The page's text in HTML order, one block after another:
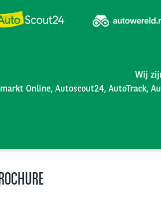
Wij
Online, Autoscout24, AutoTrack,